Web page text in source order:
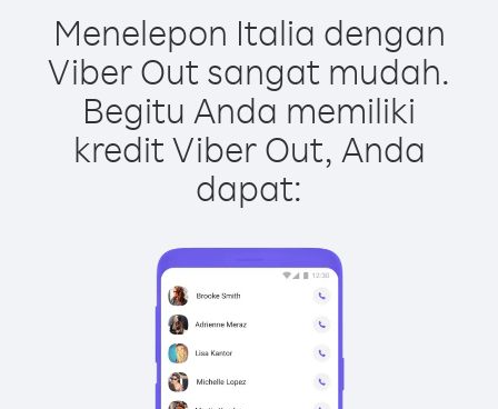
Menelepon Italia dengan
Viber Out sangat mudah.
Begitu Anda memiliki
kredit Viber Out, Anda
dapat: